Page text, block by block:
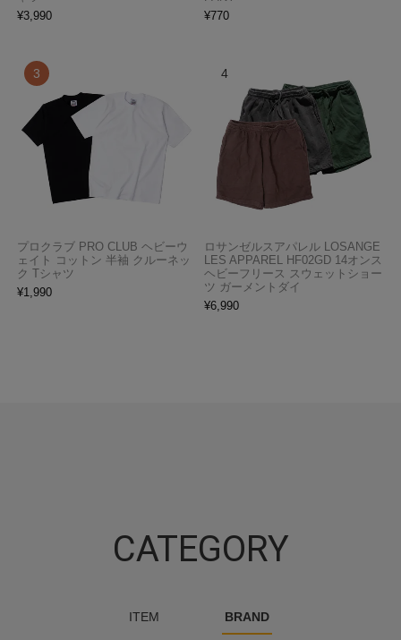
¥3,990
¥770
プロクラブ PRO CLUB ヘビーウ
ェイト コットン 半袖 クルーネッ
ク Tシャツ
¥1,990
ロサンゼルスアパレル LOSANGE
LES APPAREL HF02GD 14オンス
ヘビーフリース スウェットショー
ツ ガーメントダイ
¥6,990
CATEGORY
ITEM BRAND